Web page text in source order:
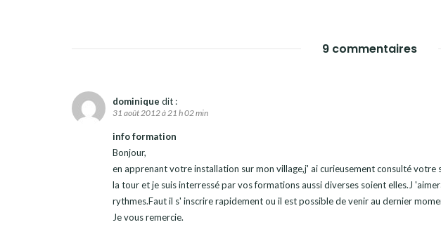
9 commentaires
dominique dit :
31 août 2012 à 21 h 02 min
info formation
Bonjour,
en apprenant votre installation sur mon village,j' ai curieusement consulté
la tour et je suis interressé par vos formations aussi diverses soient elles.J
rythmes.Faut il s' inscrire rapidement ou il est possible de venir au dernier
Je vous remercie.